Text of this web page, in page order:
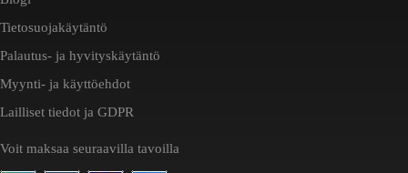
Tietosuojakäytäntö
Palautus- ja hyvityskäytäntö
Myynti- ja käyttöehdot
Lailliset tiedot ja GDPR
Voit maksaa seuraavilla tavoilla